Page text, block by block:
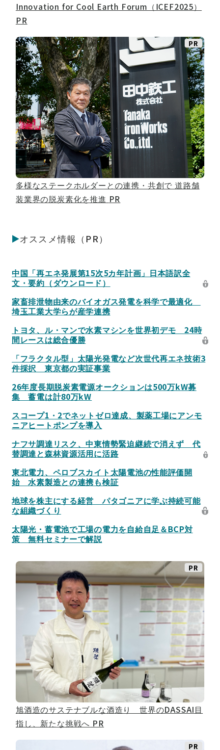
Innovation for Cool Earth Forum（ICEF2025）
PR
PR
多様なステークホルダーとの連携・共創で 道路舗
装業界の脱炭素化を推進 PR
オススメ情報（PR）
中国「再エネ発展第15次5カ年計画」日本語訳全
文・要約（ダウンロード）
家畜排泄物由来のバイオガス発電を科学で最適化
埼玉工業大学らが産学連携
トヨタ、ル・マンで水素マシンを世界初デモ 24時
間レースは総合優勝
「フラクタル型」太陽光発電など次世代再エネ技術3
件採択 東京都の実証事業
26年度長期脱炭素電源オークションは500万kW募
集 蓄電は計80万kW
スコープ1・2でネットゼロ達成、製薬工場にアンモ
ニアヒートポンプを導入
ナフサ調達リスク、中東情勢緊迫継続で消えず 代
替調達と森林資源活用に活路
東北電力、ペロブスカイト太陽電池の性能評価開
始 水素製造との連携も検証
地球を株主にする経営 パタゴニアに学ぶ持続可能
な組織づくり
太陽光・蓄電池で工場の電力を自給自足＆BCP対
策 無料セミナーで解説
PR
旭酒造のサステナブルな酒造り 世界のDASSAI目
指し、新たな挑戦へ PR
PR